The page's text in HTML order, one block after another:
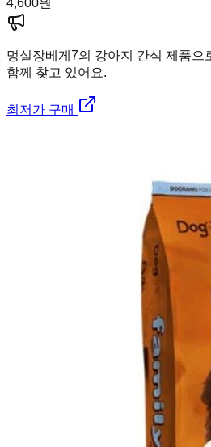
4,600원
멍실장베게7의 강아지 간식 제품으
함께 찾고 있어요.
최저가 구매